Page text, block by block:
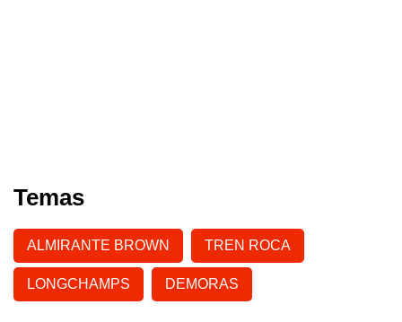
Temas
ALMIRANTE BROWN TREN ROCA
LONGCHAMPS DEMORAS